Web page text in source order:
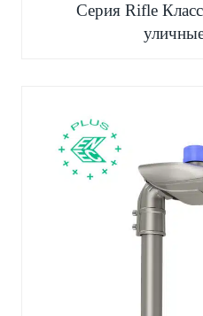
Серия Rifle